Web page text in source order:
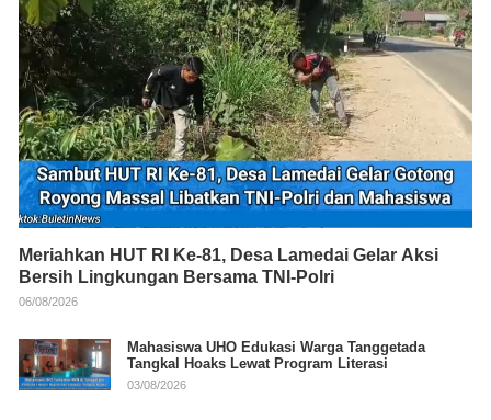
Meriahkan HUT RI Ke-81, Desa Lamedai Gelar Aksi
Bersih Lingkungan Bersama TNI-Polri
06/08/2026
Mahasiswa UHO Edukasi Warga Tanggetada
Tangkal Hoaks Lewat Program Literasi
03/08/2026